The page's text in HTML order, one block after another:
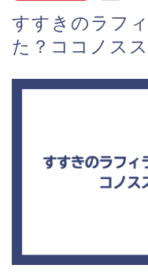
すすきのラフ
た？ココノス